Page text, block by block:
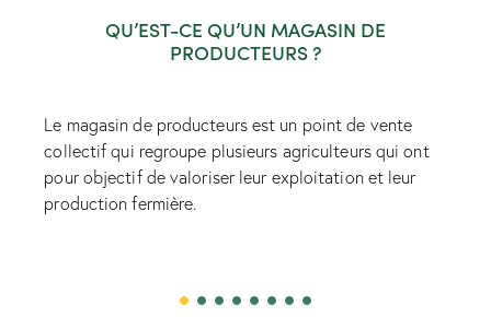
QU’EST-CE QU’UN MAGASIN DE
PRODUCTEURS ?
Le magasin de producteurs est un point de vente
collectif qui regroupe plusieurs agriculteurs qui ont
pour objectif de valoriser leur exploitation et leur
production fermière.